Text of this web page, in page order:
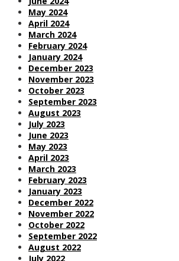
May 2024
April 2024
March 2024
February 2024
January 2024
December 2023
November 2023
October 2023
September 2023
August 2023
July 2023
June 2023
May 2023
April 2023
March 2023
February 2023
January 2023
December 2022
November 2022
October 2022
September 2022
August 2022
July 2022